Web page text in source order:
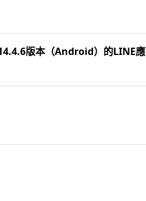
版本（Android）的LINE應